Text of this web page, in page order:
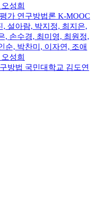
성희
가 연구방법론 K-MOOC
설아람, 박지정, 최지은,
, 손수경, 최미영, 최원정,
순, 박찬미, 이자연, 조애
성희
방법 국민대학교 김도연